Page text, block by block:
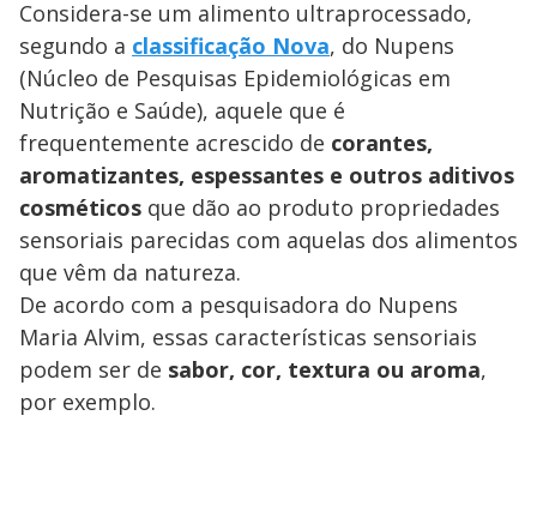
Considera-se um alimento ultraprocessado,
segundo a classificação Nova, do Nupens
(Núcleo de Pesquisas Epidemiológicas em
Nutrição e Saúde), aquele que é
frequentemente acrescido de corantes,
aromatizantes, espessantes e outros aditivos
cosméticos que dão ao produto propriedades
sensoriais parecidas com aquelas dos alimentos
que vêm da natureza.
De acordo com a pesquisadora do Nupens
Maria Alvim, essas características sensoriais
podem ser de sabor, cor, textura ou aroma,
por exemplo.